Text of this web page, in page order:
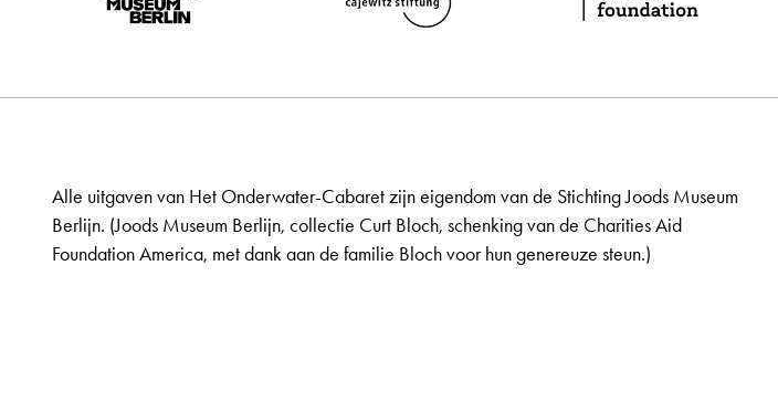
Alle uitgaven van Het Onderwater-Cabaret zijn eigendom van de Stichting Joods Museum
Berlijn. (Joods Museum Berlijn, collectie Curt Bloch, schenking van de Charities Aid
Foundation America, met dank aan de familie Bloch voor hun genereuze steun.)